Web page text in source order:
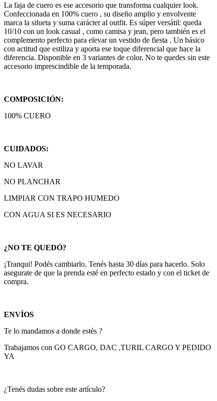
La faja de cuero es ese accesorio que transforma cualquier look.
Confeccionada en 100% cuero , su diseño amplio y envolvente
marca la silueta y suma carácter al outfit. Es súper versátil: queda
10/10 con un look casual , como camisa y jean, pero también es el
complemento perfecto para elevar un vestido de fiesta . Un básico
con actitud que estiliza y aporta ese toque diferencial que hace la
diferencia. Disponible en 3 variantes de color. No te quedes sin este
accesorio imprescindible de la temporada.
COMPOSICIÓN:
100% CUERO
CUIDADOS:
NO LAVAR
NO PLANCHAR
LIMPIAR CON TRAPO HUMEDO
CON AGUA SI ES NECESARIO
¿NO TE QUEDÓ?
¡Tranqui! Podés cambiarlo. Tenés hasta 30 días para hacerlo. Solo
asegurate de que la prenda esté en perfecto estado y con el ticket de
compra.
ENVÍOS
Te lo mandamos a donde estés ?
Trabajamos con GO CARGO, DAC ,TURIL CARGO Y PEDIDO
YA
¿Tenés dudas sobre este artículo?